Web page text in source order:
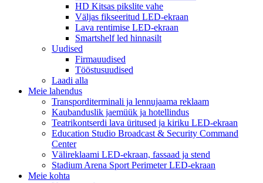
HD Kitsas pikslite vahe
Väljas fikseeritud LED-ekraan
Lava rentimise LED-ekraan
Smartshelf led hinnasilt
Uudised
Firmauudised
Tööstusuudised
Laadi alla
Meie lahendus
Transporditerminali ja lennujaama reklaam
Kaubanduslik jaemüük ja hotellindus
Teatrikontserdi lava üritused ja kiriku LED-ekraan
Education Studio Broadcast & Security Command
Center
Välireklaami LED-ekraan, fassaad ja stend
Stadium Arena Sport Perimeter LED-ekraan
Meie kohta